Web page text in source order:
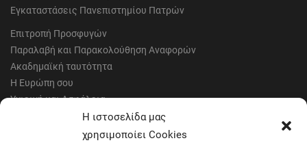
Η ιστοσελίδα μας
χρησιμοποίει Cookies
Εγκαταστάσεις Πανεπιστημίου Πατρών
Επιτροπή Προσφυγών
Παραλαβή και Παρακολούθηση Αναφορών
Ακαδημαϊκή ταυτότητα
Η Ευρώπη σου
Υγιεινή και Ασφάλεια
Έντυπα Οικονομικής Υπηρεσίας
Έντυπα Διοικητικών Υπηρεσιών